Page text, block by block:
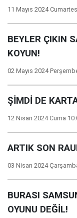
11 Mayıs 2024
BEYLER ÇIKIN
KOYUN!
02 Mayıs 2024
ŞİMDİ DE
12 Nisan 2024 Cuma
ARTIK SON
03 Nisan 2024
BURASI
OYUNU DEĞİL!